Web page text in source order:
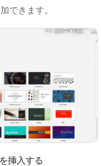
できます。
挿入する